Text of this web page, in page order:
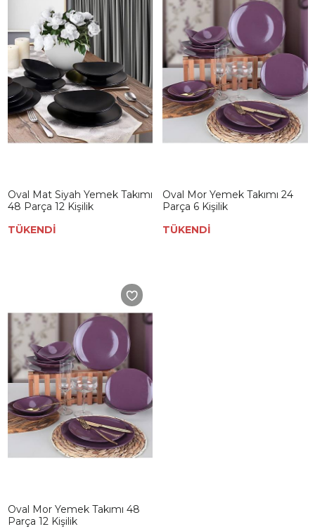
Oval Mat Siyah Yemek Takımı
48 Parça 12 Kişilik
TÜKENDİ
Oval Mor Yemek Takımı 24
Parça 6 Kişilik
TÜKENDİ
Oval Mor Yemek Takımı 48
Parça 12 Kişilik